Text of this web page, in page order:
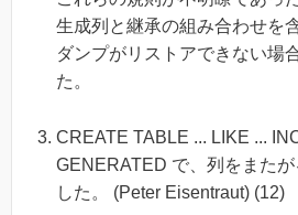
生成列と継承の組み合わせを
ダンプがリストアできない場
た。
CREATE TABLE ... LIKE ...
GENERATED で、列をまた
した。 (Peter Eisentraut) (12)